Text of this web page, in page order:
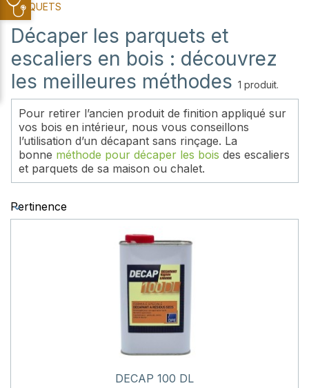
PARQUETS
Décaper les parquets et
escaliers en bois : découvrez
les meilleures méthodes 1 produit.
Pour retirer l’ancien produit de finition appliqué sur
vos bois en intérieur, nous vous conseillons
l’utilisation d’un décapant sans rinçage. La
bonne méthode pour décaper les bois des escaliers
et parquets de sa maison ou chalet.
Pertinence
DECAP 100 DL